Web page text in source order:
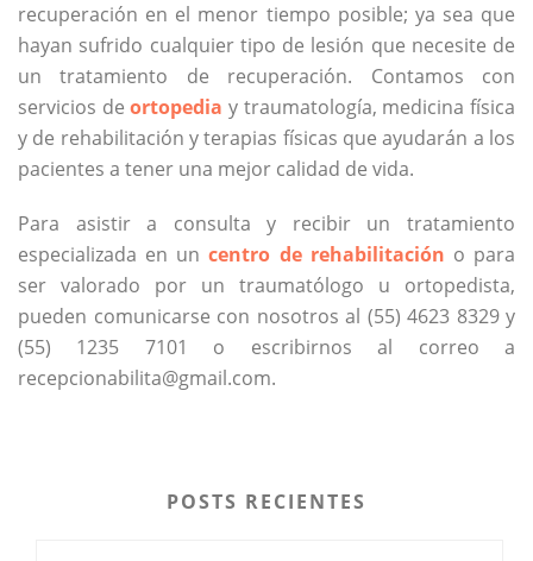
recuperación en el menor tiempo posible; ya sea que
hayan sufrido cualquier tipo de lesión que necesite de
un tratamiento de recuperación. Contamos con
servicios deortopedia y traumatología, medicina física
y de rehabilitación y terapias físicas que ayudarán a los
pacientes a tener una mejor calidad de vida.
Para asistir a consulta y recibir un tratamiento
especializada en uncentro de rehabilitación o para
ser valorado por un traumatólogo u ortopedista,
pueden comunicarse con nosotros al (55) 4623 8329 y
(55) 1235 7101 o escribirnos al correo a
recepcionabilita@gmail.com.
POSTS RECIENTES